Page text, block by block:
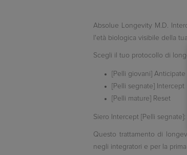
Absolue Longevity M.D.
l'età biologica visibile della
Scegli il tuo protocollo di
[Pelli giovani] Anticipate
[Pelli segnate]
Intercept
[Pelli mature] Reset
Siero Intercept [Pelli segnate]:
Questo trattamento di
negli integratori e per la